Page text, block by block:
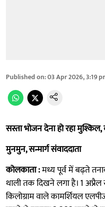
Published on:03 Apr 2026, 3:19
सस्ता भोजन देना हो रहा
मुनमुन, सन्मार्ग संवाददाता
कोलकाता :मध्य पूर्व में बढ़ते
थाली तक दिखने लगा है। 1
किलोग्राम वाले कामर्शियल